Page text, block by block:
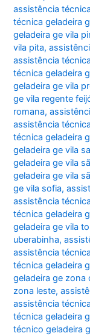
assistência
técnica geladeira
geladeira ge vila
vila pita,
assistência
técnica geladeira
geladeira ge vila
ge vila regente
romana,
assistência
técnica geladeira
geladeira ge vila
geladeira ge vila
geladeira ge vila
ge vila sofia,
assistência
técnica geladeira
geladeira ge vila
uberabinha,
assistência
técnica geladeira
geladeira ge zona
zona leste,
assistência
técnica geladeira
técnico geladeira